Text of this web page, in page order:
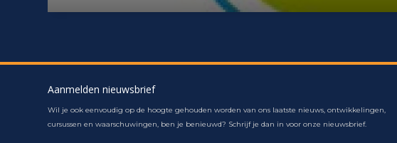
Aanmelden nieuwsbrief
Wil je ook eenvoudig op de hoogte gehouden worden van ons laatste nieuws, ontwikkelingen,
cursussen en waarschuwingen, ben je benieuwd? Schrijf je dan in voor onze nieuwsbrief.